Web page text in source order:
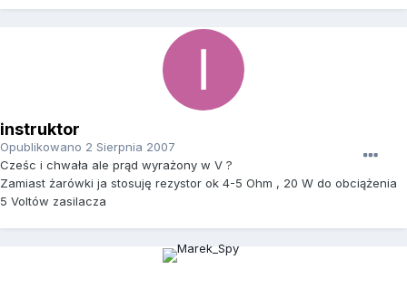
instruktor
Opublikowano 2 Sierpnia 2007
Cześc i chwała ale prąd wyrażony w V ?
Zamiast żarówki ja stosuję rezystor ok 4-5 Ohm , 20 W do obciążenia
5 Voltów zasilacza